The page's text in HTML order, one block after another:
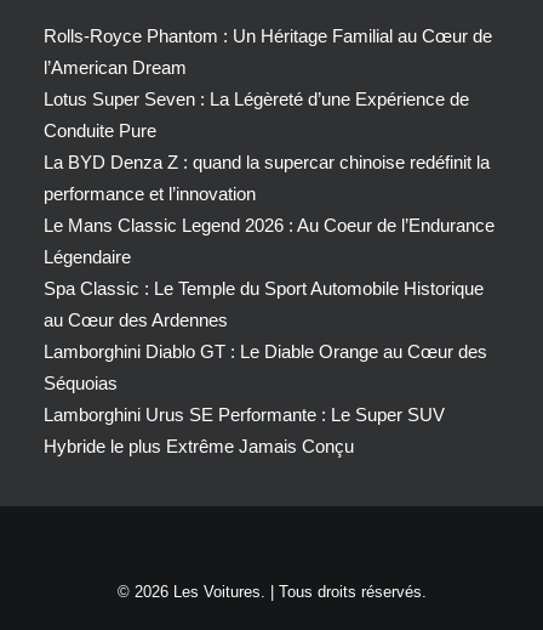
Rolls-Royce Phantom : Un Héritage Familial au Cœur de
l’American Dream
Lotus Super Seven : La Légèreté d’une Expérience de
Conduite Pure
La BYD Denza Z : quand la supercar chinoise redéfinit la
performance et l’innovation
Le Mans Classic Legend 2026 : Au Coeur de l’Endurance
Légendaire
Spa Classic : Le Temple du Sport Automobile Historique
au Cœur des Ardennes
Lamborghini Diablo GT : Le Diable Orange au Cœur des
Séquoias
Lamborghini Urus SE Performante : Le Super SUV
Hybride le plus Extrême Jamais Conçu
© 2026 Les Voitures. | Tous droits réservés.